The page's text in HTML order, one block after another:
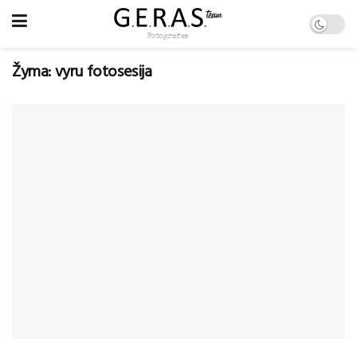
Žyma:vyru fotosesija